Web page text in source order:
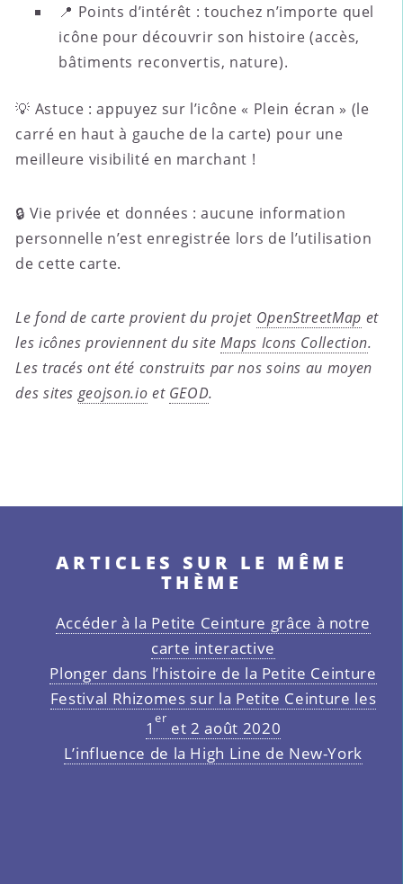
📍 Points d’intérêt : touchez n’importe quel
icône pour découvrir son histoire (accès,
bâtiments reconvertis, nature).
💡 Astuce : appuyez sur l’icône « Plein écran » (le
carré en haut à gauche de la carte) pour une
meilleure visibilité en marchant !
🔒 Vie privée et données : aucune information
personnelle n’est enregistrée lors de l’utilisation
de cette carte.
Le fond de carte provient du projet OpenStreetMap et
les icônes proviennent du siteMaps Icons Collection.
Les tracés ont été construits par nos soins au moyen
des sites geojson.io et GEOD.
ARTICLES SUR LE MÊME
THÈME
Accéder à la Petite Ceinture grâce à notre
carte interactive
Plonger dans l’histoire de la Petite Ceinture
Festival Rhizomes sur la Petite Ceinture les
1
er
et 2 août 2020
L’influence de la High Line de New-York